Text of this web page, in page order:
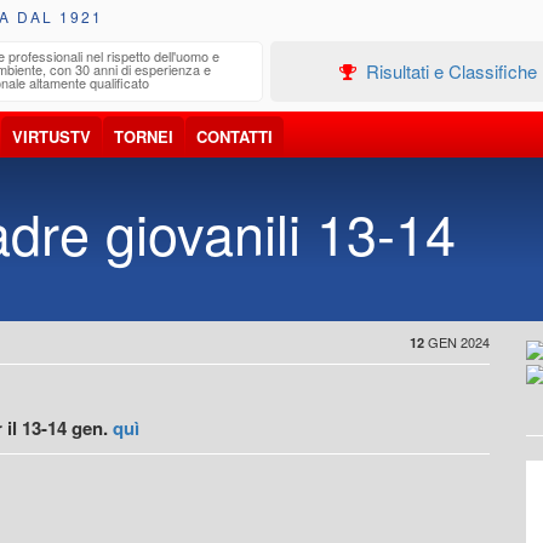
DAL 1921
professionali nel rispetto dell'uomo e
con 30 anni di esperienza e
altamente qualificato Risultati e Classifiche
VIRTUSTV TORNEI CONTATTI
giovanili 13-14
12 GEN 2024
13-14 gen.quì